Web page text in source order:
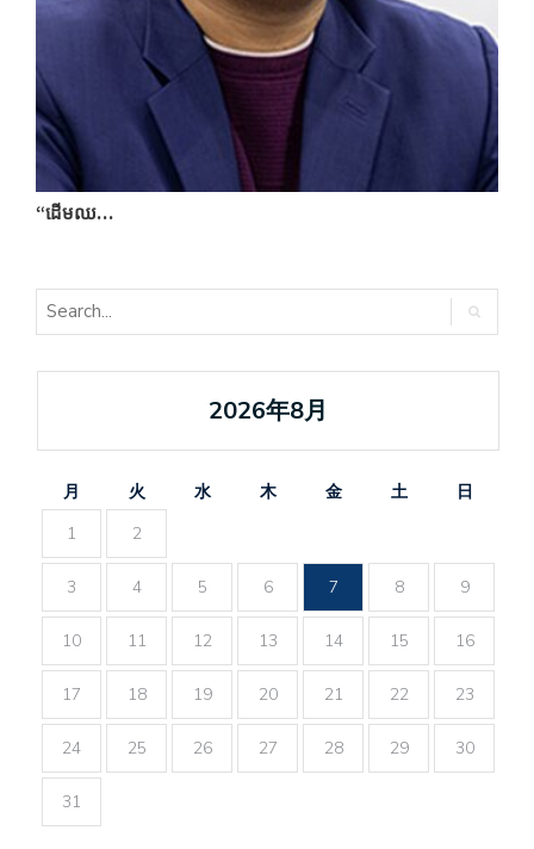
“ដើមឈ…
2026年8月
月 火 水 木 金 土
日
1
2
3 4 5 6 7 8 9
10 11 12 13 14 15 16
17 18 19 20 21 22 23
24 25 26 27 28 29 30
31